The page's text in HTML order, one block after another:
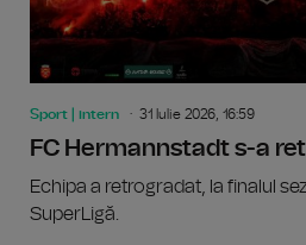
Sport | intern 31 Iulie 2026, 16:59
FC Hermannstadt s-a
Echipa a retrogradat, la finalul
SuperLigă.